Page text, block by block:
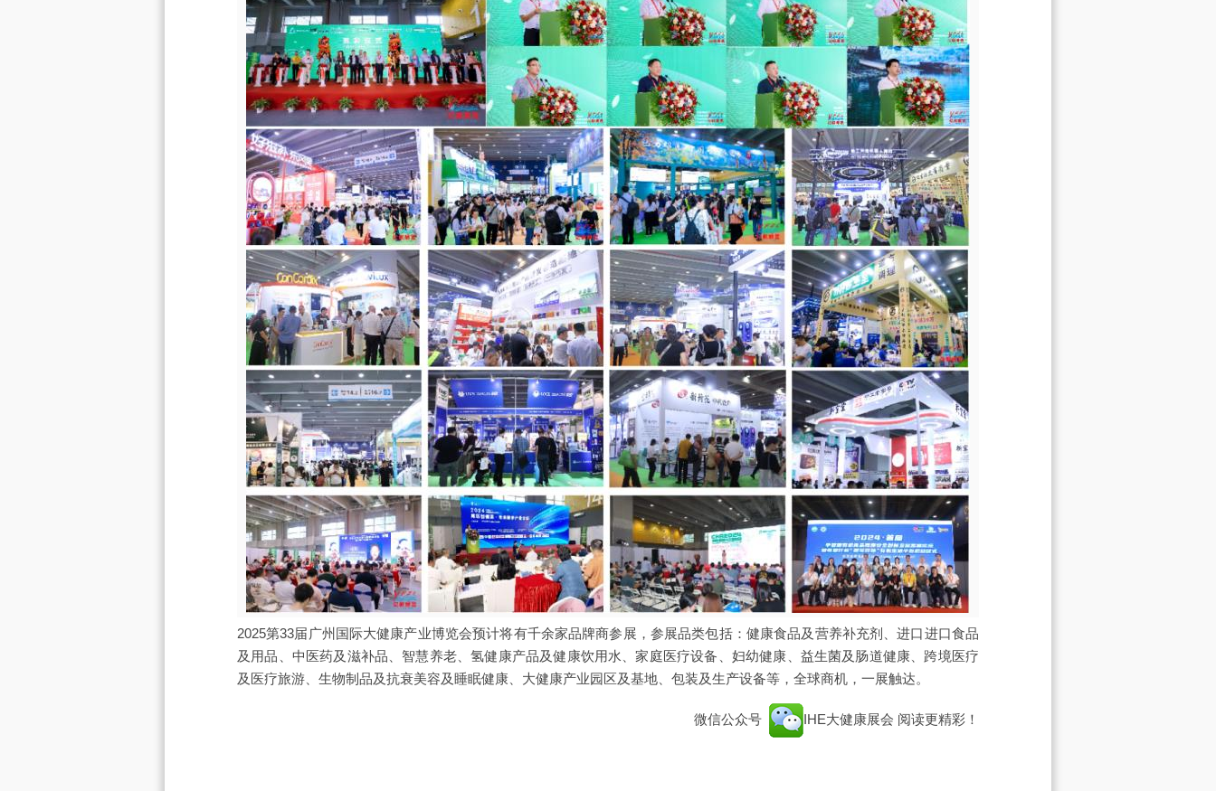
2025第33届广州国际大健康产业博览会预计将有千余家品牌商参展，参展品类包括：健康食品及营养补充剂、进口进口食品
及用品、中医药及滋补品、智慧养老、氢健康产品及健康饮用水、家庭医疗设备、妇幼健康、益生菌及肠道健康、跨境医疗
及医疗旅游、生物制品及抗衰美容及睡眠健康、大健康产业园区及基地、包装及生产设备等，全球商机，一展触达。
微信公众号 IHE大健康展会 阅读更精彩！